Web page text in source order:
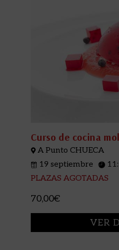
Curso de cocina
A Punto CHUECA
19 septiembre
PLAZAS AGOTADAS
70,00€
VER